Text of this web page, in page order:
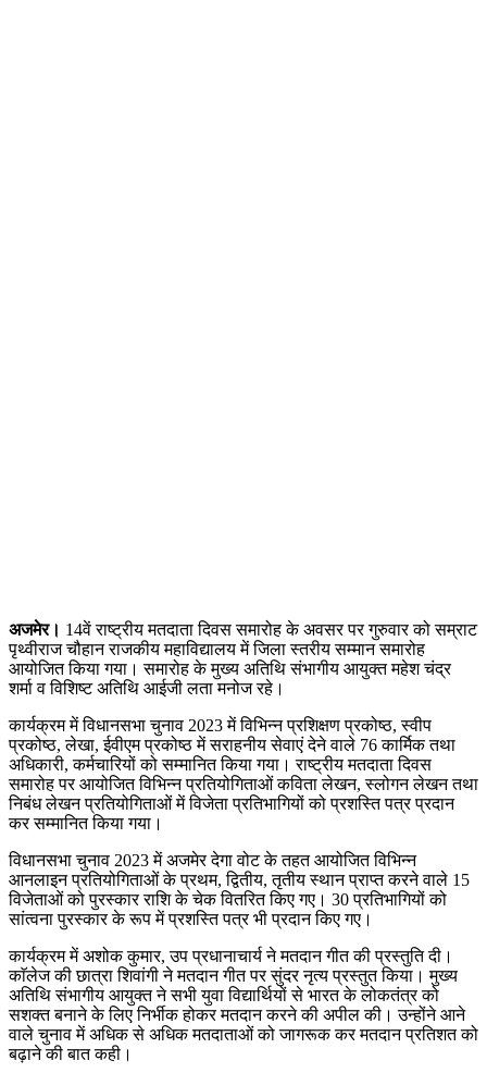
अजमेर। 14वें राष्ट्रीय मतदाता दिवस समारोह के अवसर पर गुरुवार को सम्राट
पृथ्वीराज चौहान राजकीय महाविद्यालय में जिला स्तरीय सम्मान समारोह
आयोजित किया गया। समारोह के मुख्य अतिथि संभागीय आयुक्त महेश चंद्र
शर्मा व विशिष्ट अतिथि आईजी लता मनोज रहे।
कार्यक्रम में विधानसभा चुनाव 2023 में विभिन्न प्रशिक्षण प्रकोष्ठ, स्वीप
प्रकोष्ठ, लेखा, ईवीएम प्रकोष्ठ में सराहनीय सेवाएं देने वाले 76 कार्मिक तथा
अधिकारी, कर्मचारियों को सम्मानित किया गया। राष्ट्रीय मतदाता दिवस
समारोह पर आयोजित विभिन्न प्रतियोगिताओं कविता लेखन, स्लोगन लेखन तथा
निबंध लेखन प्रतियोगिताओं में विजेता प्रतिभागियों को प्रशस्ति पत्र प्रदान
कर सम्मानित किया गया।
विधानसभा चुनाव 2023 में अजमेर देगा वोट के तहत आयोजित विभिन्न
आनलाइन प्रतियोगिताओं के प्रथम, द्वितीय, तृतीय स्थान प्राप्त करने वाले 15
विजेताओं को पुरस्कार राशि के चेक वितरित किए गए। 30 प्रतिभागियों को
सांत्वना पुरस्कार के रूप में प्रशस्ति पत्र भी प्रदान किए गए।
कार्यक्रम में अशोक कुमार, उप प्रधानाचार्य ने मतदान गीत की प्रस्तुति दी।
काॅलेज की छात्रा शिवांगी ने मतदान गीत पर सुंदर नृत्य प्रस्तुत किया। मुख्य
अतिथि संभागीय आयुक्त ने सभी युवा विद्यार्थियों से भारत के लोकतंत्र को
सशक्त बनाने के लिए निर्भीक होकर मतदान करने की अपील की। उन्होंने आने
वाले चुनाव में अधिक से अधिक मतदाताओं को जागरूक कर मतदान प्रतिशत को
बढ़ाने की बात कही।